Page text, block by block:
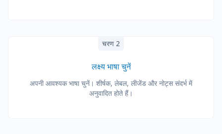
चरण 2
लक्ष्य भाषा चुनें
अपनी आवश्यक भाषा चुनें। शीर्षक, लेबल, लीजेंड और नोट्स संदर्भ में
अनुवादित होते हैं।